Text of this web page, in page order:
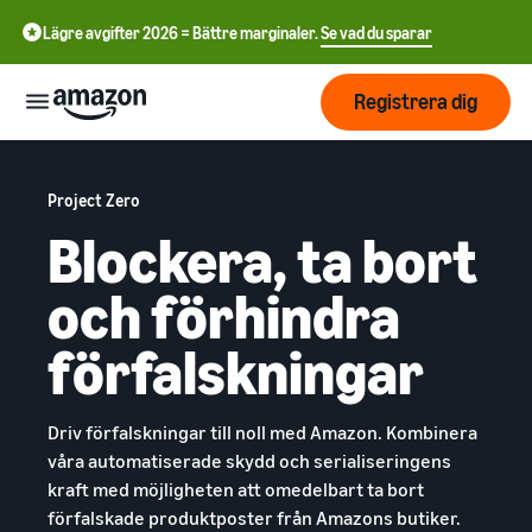
Lägre avgifter 2026 = Bättre marginaler.Se vad du sparar
Börja
sälja på
Amazon
Hur man börjar sälja på
Amazon
Ta det där nästa steget i att
bli en Amazon-
återförsäljare
Skicka
Orderhantering
Översikt
Uppfyllande av
kundorder
Lär dig om lämpliga
lösningar för att uppfylla
Växa
Nå fler
kunder
Annonsera på Amazon
Priser
Lär dig
Lära
English
Swedish
Registrera dig
Project Zero
Blockera, ta bort
och förhindra
förfalskningar
Driv förfalskningar till noll med Amazon. Kombinera
våra automatiserade skydd och serialiseringens
kraft med möjligheten att omedelbart ta bort
förfalskade produktposter från Amazons butiker.